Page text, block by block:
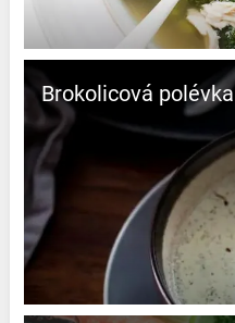
Brokolicová polévka